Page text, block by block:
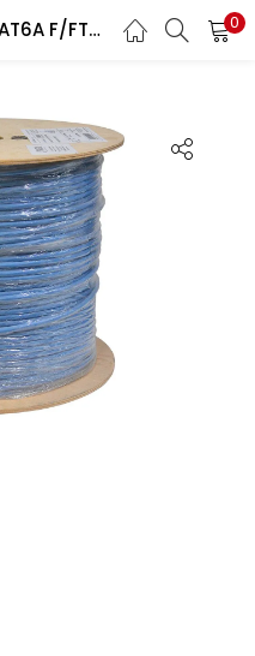
CABLE RESEAU INDOOR CAT6A F/FTP – CUIVRE – BOBINE 500M – LSHF – UC500 – AS23 – AWG23 – BLEU – DRAKA 0
Recherche
REGISTRE
mot de passe pour vous
perdu?